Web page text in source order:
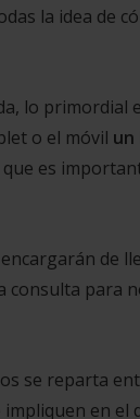
la idea de
lo primordial
o el móvil un
es
de
consulta
se reparta
en